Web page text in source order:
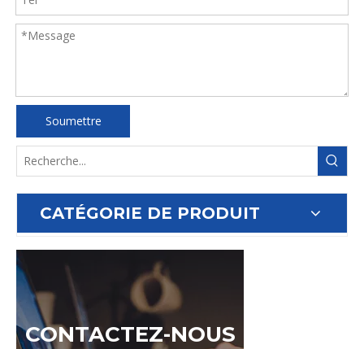
Soumettre
CATÉGORIE DE PRODUIT
CONTACTEZ-NOUS